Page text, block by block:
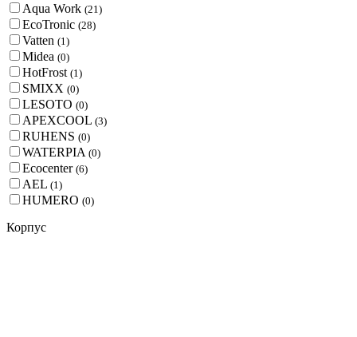
Aqua Work (21 )
EcoTronic (28)
Vatten (1 )
Midea (0)
HotFrost (1 )
SMIXX (0)
LESOTO (0)
APEXCOOL (3)
RUHENS (0)
WATERPIA (0)
Ecocenter (6)
AEL (1 )
HUMERO (0)
Корпус